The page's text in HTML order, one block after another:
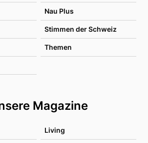
Nau Plus
Stimmen der Schweiz
Themen
Magazine
Living